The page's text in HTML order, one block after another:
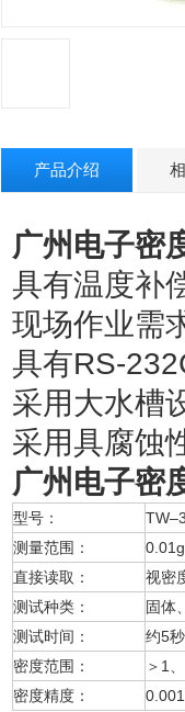
产品介绍
广州电子密
具有温度补
现场作业需
具有RS-
采用大水槽
采用具腐蚀
广州电子密
型号：
测量范围：
直接读取：
视密
测试种类：
固体
测试时间：
约5秒
密度范围：
＞1
密度精度：